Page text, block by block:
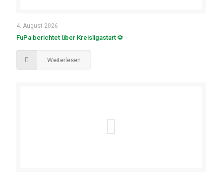
4. August 2026
FuPa berichtet über Kreisligastart ⚽
Weiterlesen